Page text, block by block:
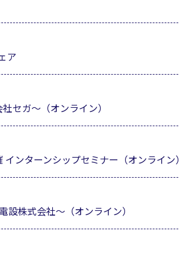
ア
セガ～（オンライン）
ンターンシップセミナー（オンライン）
株式会社～（オンライン）